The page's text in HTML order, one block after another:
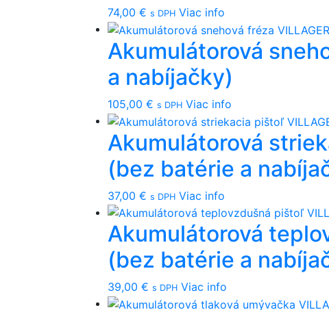
74,00 € s DPH Viac info
Akumulátorová
a nabíjačky)
105,00 € s DPH Viac info
Akumulátorová
(bez batérie a
37,00 € s DPH Viac info
Akumulátorová
(bez batérie a
39,00 € s DPH Viac info